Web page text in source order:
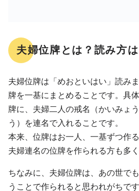
夫婦位牌とは？読み方は
夫婦位牌は「めおといはい」読み
牌を一基にまとめることです。具
牌に、夫婦二人の戒名（かいみょ
う）を連名で入れることです。
本来、位牌はお一人、一基ずつ作
夫婦連名の位牌を作られる方も多
ちなみに、夫婦位牌は、あの世で
うことで作られると思われがちで